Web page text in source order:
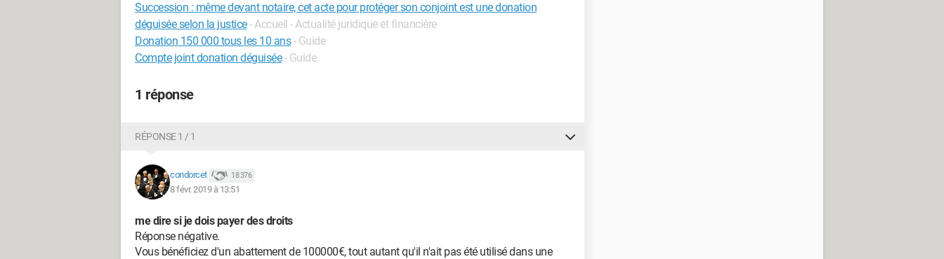
Succession : même devant notaire, cet acte pour protéger son conjoint est une donation
déguisée selon la justice- Accueil - Actualité juridique et financière
Donation 150 000 tous les 10 ans - Guide
Compte joint donation déguisée - Guide
1 réponse
RÉPONSE 1 / 1
condorcet 18 376
8 févr. 2019 à 13:51
me dire si je dois payer des droits
Réponse négative.
Vous bénéficiez d'un abattement de 100000€, tout autant qu'il n'ait pas été utilisé dans une